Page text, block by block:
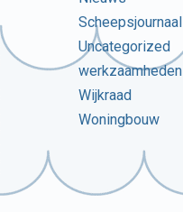
Scheepsjournaal
Uncategorized
werkzaamheden
Wijkraad
Woningbouw